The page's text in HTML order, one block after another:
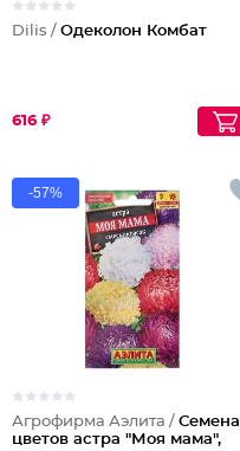
Dilis / Одеколон Комбат
616 ₽
-57%
Агрофирма Аэлита / Семена
цветов астра "Моя мама",